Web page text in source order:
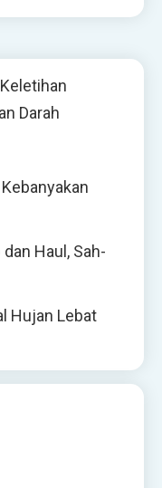
Darah
Haul, Sah-
Hujan Lebat